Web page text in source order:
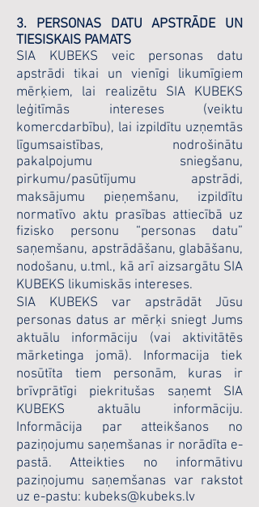
3. PERSONAS DATU APSTRĀDE UN
TIESISKAIS PAMATS
SIA KUBEKS veic personas datu
apstrādi tikai un vienīgi likumīgiem
mērķiem, lai realizētu SIA KUBEKS
leģitīmās intereses (veiktu
komercdarbību), lai izpildītu uzņemtās
līgumsaistības, nodrošinātu
pakalpojumu sniegšanu,
pirkumu/pasūtījumu apstrādi,
maksājumu pieņemšanu, izpildītu
normatīvo aktu prasības attiecībā uz
fizisko personu “personas datu”
saņemšanu, apstrādāšanu, glabāšanu,
nodošanu, u.tml., kā arī aizsargātu SIA
KUBEKS likumiskās intereses.
SIA KUBEKS var apstrādāt Jūsu
personas datus ar mērķi sniegt Jums
aktuālu informāciju (vai aktivitātēs
mārketinga jomā). Informacija tiek
nosūtīta tiem personām, kuras ir
brīvprātīgi piekritušas saņemt SIA
KUBEKS aktuālu informāciju.
Informācija par atteikšanos no
paziņojumu saņemšanas ir norādīta e-
pastā. Atteikties no informātivu
paziņojumu saņemšanas var rakstot
uz e-pastu: kubeks@kubeks.lv